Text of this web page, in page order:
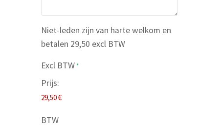
Niet-leden zijn van harte welkom en
betalen 29,50 excl BTW
Excl BTW *
Prijs:
BTW